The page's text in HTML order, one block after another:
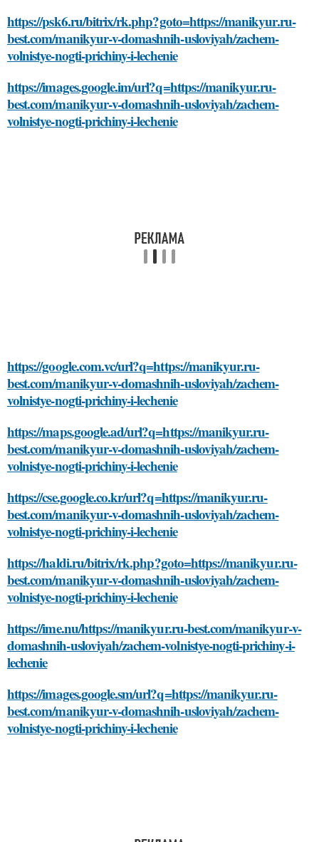
https://psk6.ru/bitrix/rk.php?goto=https://manikyur.ru-
best.com/manikyur-v-domashnih-usloviyah/zachem-
volnistye-nogti-prichiny-i-lechenie
https://images.google.im/url?q=https://manikyur.ru-
best.com/manikyur-v-domashnih-usloviyah/zachem-
volnistye-nogti-prichiny-i-lechenie
https://google.com.vc/url?q=https://manikyur.ru-
best.com/manikyur-v-domashnih-usloviyah/zachem-
volnistye-nogti-prichiny-i-lechenie
https://maps.google.ad/url?q=https://manikyur.ru-
best.com/manikyur-v-domashnih-usloviyah/zachem-
volnistye-nogti-prichiny-i-lechenie
https://cse.google.co.kr/url?q=https://manikyur.ru-
best.com/manikyur-v-domashnih-usloviyah/zachem-
volnistye-nogti-prichiny-i-lechenie
https://haldi.ru/bitrix/rk.php?goto=https://manikyur.ru-
best.com/manikyur-v-domashnih-usloviyah/zachem-
volnistye-nogti-prichiny-i-lechenie
https://ime.nu/https://manikyur.ru-best.com/manikyur-v-
domashnih-usloviyah/zachem-volnistye-nogti-prichiny-i-
lechenie
https://images.google.sm/url?q=https://manikyur.ru-
best.com/manikyur-v-domashnih-usloviyah/zachem-
volnistye-nogti-prichiny-i-lechenie